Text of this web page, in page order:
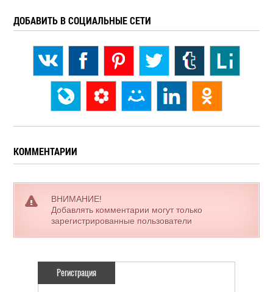
ДОБАВИТЬ В СОЦИАЛЬНЫЕ СЕТИ
КОММЕНТАРИИ
ВНИМАНИЕ!
Добавлять комментарии могут только
зарегистрированные пользователи
Регистрация